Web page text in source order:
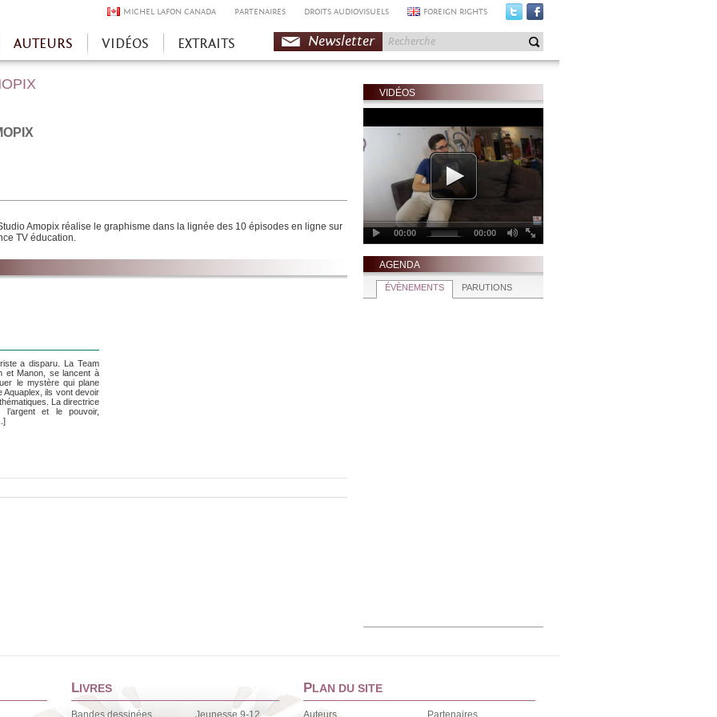
MICHEL LAFON CANADA PARTENAIRES DROITS AUDIOVISUELS FOREIGN RIGHTS
AUTEURS VIDÉOS EXTRAITS Newsletter
Amopix réalise le graphisme dans la lignée des 10 épisodes en ligne sur
TV éducation.
a disparu. La Team
et Manon, se lancent à
le mystère qui plane
Aquaplex, ils vont devoir
La directrice
et le pouvoir,
VIDÉOS
AGENDA
ÉVÈNEMENTS PARUTIONS
LIVRES
Bandes dessinées Jeunesse 9-12
PLAN DU SITE
Auteurs Partenaires